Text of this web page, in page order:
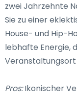
zwei Jahrzehnte
Sie zu einer
House- und Hip-
lebhafte Energie,
Veranstaltungsort
Pros:Ikonischer